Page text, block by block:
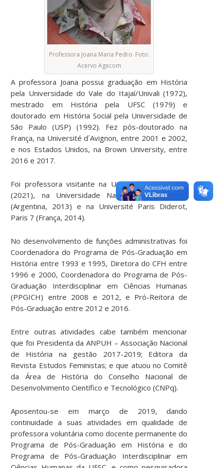
Professora Joana Maria Pedro. Foto:
Acervo Agecom
A professora Joana possui graduação em História
pela Universidade do Vale do Itajaí/Univali (1972),
mestrado em História pela UFSC (1979) e
doutorado em História Social pela Universidade de
São Paulo (USP) (1992). Fez pós-doutorado na
França, na Université d´Avignon, entre 2001 e 2002,
e nos Estados Unidos, na Brown University, entre
2016 e 2017.
Foi professora visitante na Universidade do Chile
(2021), na Universidade Nacional de La Plata
(Argentina, 2013) e na Université Paris Diderot,
Paris 7 (França, 2014).
No desenvolvimento de funções administrativas foi
Coordenadora do Programa de Pós-Graduação em
História entre 1993 e 1995, Diretora do CFH entre
1996 e 2000, Coordenadora do Programa de Pós-
Graduação Interdisciplinar em Ciências Humanas
(PPGICH) entre 2008 e 2012, e Pró-Reitora de
Pós-Graduação entre 2012 e 2016.
Entre outras atividades cabe também mencionar
que foi Presidenta da ANPUH – Associação Nacional
de História na gestão 2017-2019; Editora da
Revista Estudos Feministas; e que atuou no Comitê
da Área de História do Conselho Nacional de
Desenvolvimento Científico e Tecnológico (CNPq).
Aposentou-se em março de 2019, dando
continuidade a suas atividades em qualidade de
professora voluntária como docente permanente do
Programa de Pós-Graduação em História e do
Programa de Pós-Graduação Interdisciplinar em